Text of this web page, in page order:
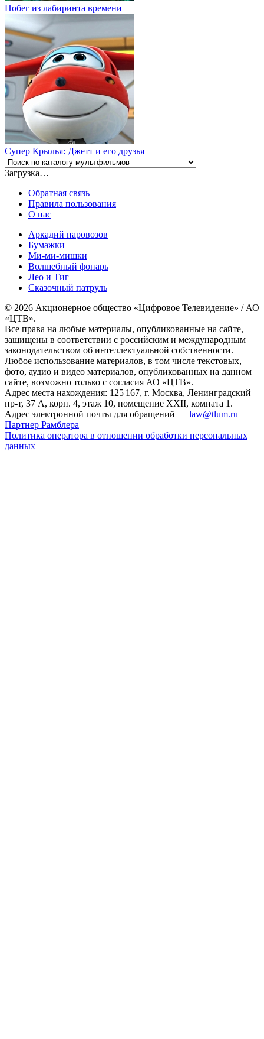
Побег из лабиринта времени
Супер Крылья: Джетт и его друзья
Загрузка…
Обратная связь
Правила пользования
О нас
Аркадий паровозов
Бумажки
Ми-ми-мишки
Волшебный фонарь
Лео и Тиг
Сказочный патруль
© 2026 Акционерное общество «Цифровое Телевидение» / АО
«ЦТВ».
Все права на любые материалы, опубликованные на сайте,
защищены в соответствии с российским и международным
законодательством об интеллектуальной собственности.
Любое использование материалов, в том числе текстовых,
фото, аудио и видео материалов, опубликованных на данном
сайте, возможно только с согласия АО «ЦТВ».
Адрес места нахождения: 125 167, г. Москва, Ленинградский
пр-т, 37 А, корп. 4, этаж 10, помещение XXII, комната 1.
Адрес электронной почты для обращений — law@tlum.ru
Партнер Рамблера
Политика оператора в отношении обработки персональных
данных